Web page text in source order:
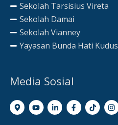
Sekolah Tarsisius Vireta
Sekolah Damai
Sekolah Vianney
Yayasan Bunda Hati Kudus
Media Sosial